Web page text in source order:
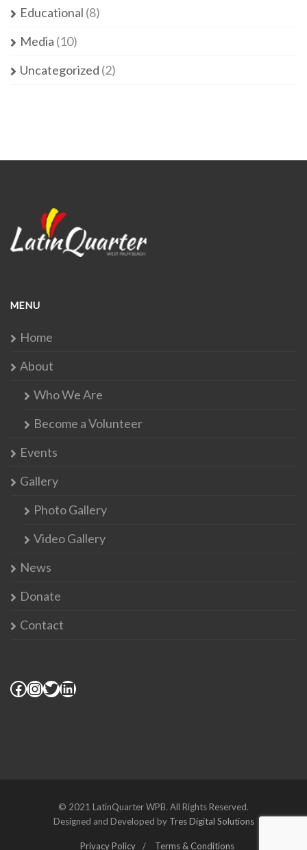
Educational (8)
Media (10)
Uncategorized (2)
MENU
Home
About
Who We Are
Become a Volunteer
Events
Gallery
Photo Gallery
Video Gallery
News
Donate
Contact
© 2021 LatinQuarter WPB. All Rights Reserved.
Designed and Developed by Tres Digital Solutions
Privacy Policy Terms & Conditions